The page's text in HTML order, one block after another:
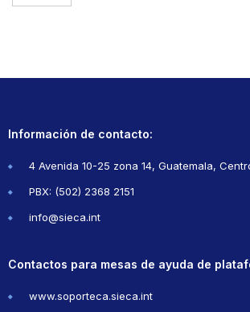
Información de contacto:
4 Avenida 10-25 zona 14, Guatemala,
PBX: (502) 2368 2151
info@sieca.int
Contactos para mesas de ayuda de
www.soporteca.sieca.int